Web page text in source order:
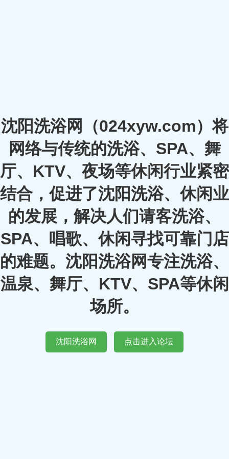
沈阳洗浴网（024xyw.com）将
网络与传统的洗浴、SPA、舞
厅、KTV、夜场等休闲行业紧密
结合，促进了沈阳洗浴、休闲业
的发展，解决人们请客洗浴、
SPA、唱歌、休闲寻找可靠门店
的难题。沈阳洗浴网专注洗浴、
温泉、舞厅、KTV、SPA等休闲
场所。
沈阳洗浴网 点击进入论坛